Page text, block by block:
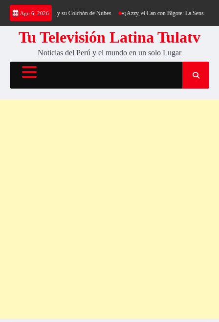
Saltar
contenido
Ago 6, 2026
Cantería y su Colchón de Nubes «¡Azzy, el Can con Bigote: La Sensación Peluda
Tu Televisión Latina Tulatv
Noticias del Perú y el mundo en un solo Lugar